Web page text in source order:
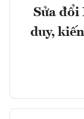
Sửa
duy,